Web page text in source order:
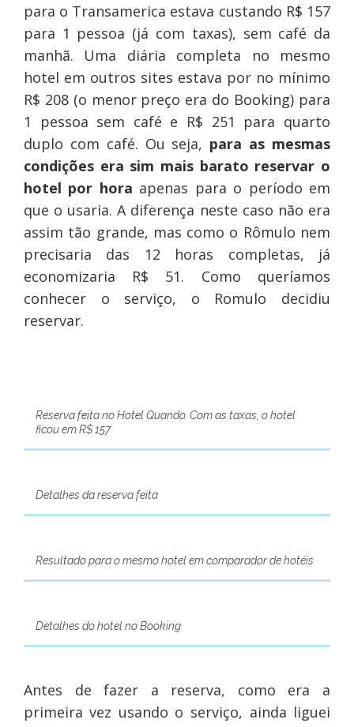
para o Transamerica estava custando R$ 157
para 1 pessoa (já com taxas), sem café da
manhã. Uma diária completa no mesmo
hotel em outros sites estava por no mínimo
R$ 208 (o menor preço era do Booking) para
1 pessoa sem café e R$ 251 para quarto
duplo com café. Ou seja, para as mesmas
condições era sim mais barato reservar o
hotel por hora apenas para o período em
que o usaria. A diferença neste caso não era
assim tão grande, mas como o Rômulo nem
precisaria das 12 horas completas, já
economizaria R$ 51. Como queríamos
conhecer o serviço, o Romulo decidiu
reservar.
Reserva feita no Hotel Quando. Com as taxas, o hotel
ficou em R$ 157
Detalhes da reserva feita
Resultado para o mesmo hotel em comparador de hotéis
Detalhes do hotel no Booking
Antes de fazer a reserva, como era a
primeira vez usando o serviço, ainda liguei